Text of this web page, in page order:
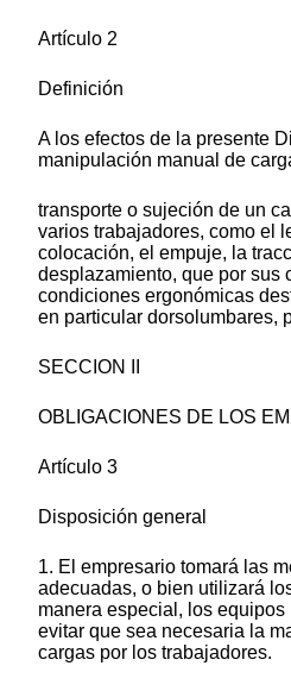
Artículo 2
Definición
A los efectos de la presente
manipulación manual de
transporte o sujeción de un
varios trabajadores, como el
colocación, el empuje, la
desplazamiento, que por sus
condiciones ergonómicas
en particular dorsolumbares,
SECCION II
OBLIGACIONES DE LOS
Artículo 3
Disposición general
1. El empresario tomará las
adecuadas, o bien utilizará
manera especial, los
evitar que sea necesaria la
cargas por los trabajadores.